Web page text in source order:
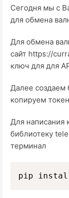
Сегодня мы с
для обмена
Для обмена
сайт https://
ключ для для
Далее создаем
копируем
Для написания
библиотеку
терминал
pip install